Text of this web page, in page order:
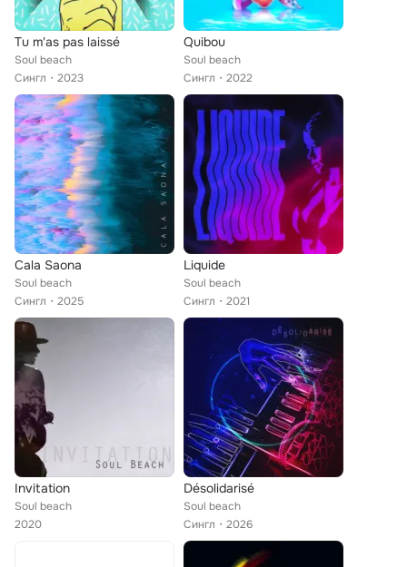
Tu m'as pas laissé
Soul beach
Сингл
2023
Quibou
Soul beach
Сингл
2022
Cala Saona
Soul beach
Сингл
2025
Liquide
Soul beach
Сингл
2021
Invitation
Soul beach
2020
Désolidarisé
Soul beach
Сингл
2026